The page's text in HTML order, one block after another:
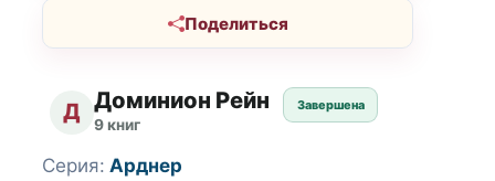
Поделиться
Д Доминион Рейн
9 книг
Завершена
Серия: Арднер